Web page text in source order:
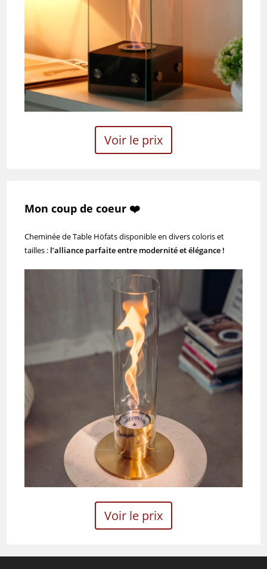
Voir le prix
Mon coup de coeur ❤️
Cheminée de Table Höfats disponible en divers coloris et
tailles : l’alliance parfaite entre modernité et élégance !
Voir le prix